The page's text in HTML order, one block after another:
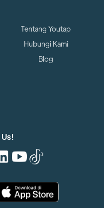
Tentang Youtap
Hubungi Kami
Blog